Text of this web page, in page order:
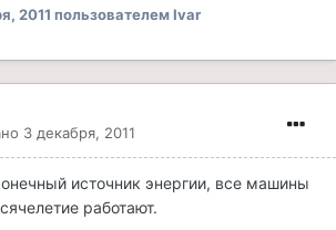
2011 пользователем Ivar
3 декабря, 2011
источник энергии, все машины
работают.